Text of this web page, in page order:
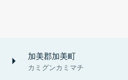
加美郡加美町
カミグンカミマチ